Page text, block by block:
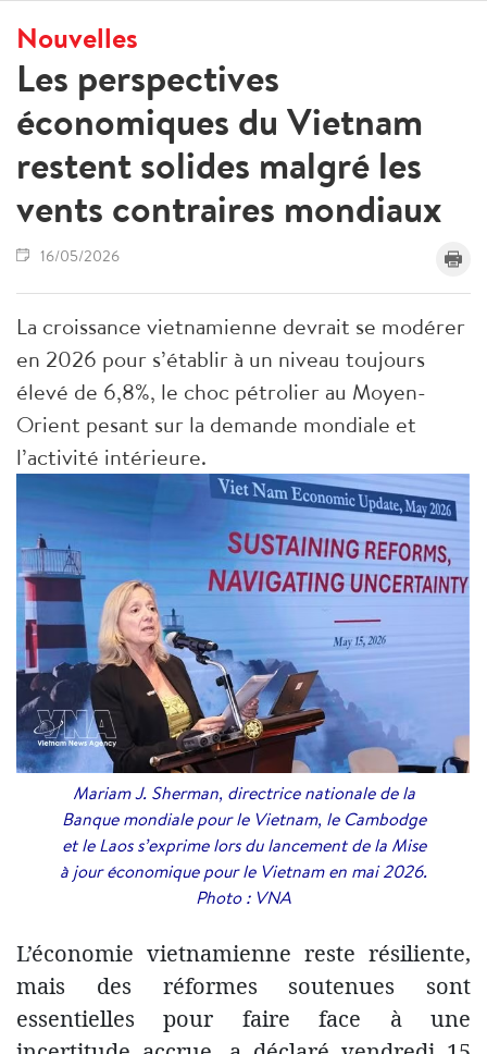
Nouvelles
Les perspectives
économiques du Vietnam
restent solides malgré les
vents contraires mondiaux
16/05/2026
La croissance vietnamienne devrait se modérer
en 2026 pour s’établir à un niveau toujours
élevé de 6,8%, le choc pétrolier au Moyen-
Orient pesant sur la demande mondiale et
l’activité intérieure.
Mariam J. Sherman, directrice nationale de la
Banque mondiale pour le Vietnam, le Cambodge
et le Laos s’exprime lors du lancement de la Mise
à jour économique pour le Vietnam en mai 2026.
Photo : VNA
L’économie vietnamienne reste résiliente,
mais des réformes soutenues sont
essentielles pour faire face à une